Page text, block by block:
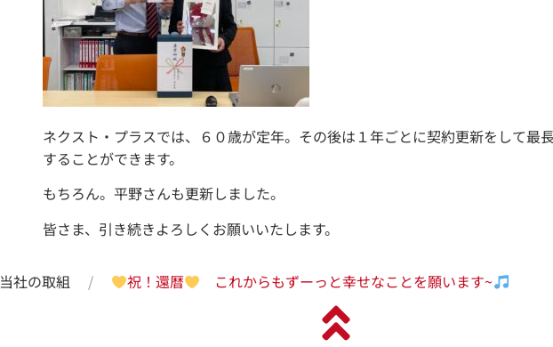
ネクスト・プラスでは、６０歳が定年。その後は１年ごとに契約更新をして最
することができます。
もちろん。平野さんも更新しました。
皆さま、引き続きよろしくお願いいたします。
当社の取組 祝！還暦 これからもずーっと幸せなことを願います~